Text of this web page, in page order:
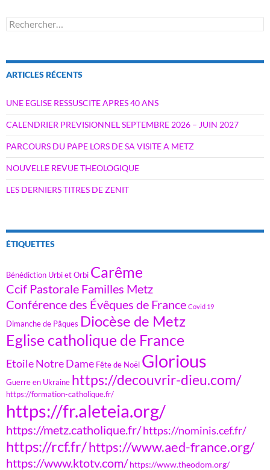
Rechercher :
ARTICLES RÉCENTS
UNE EGLISE RESSUSCITE APRES 40 ANS
CALENDRIER PREVISIONNEL SEPTEMBRE 2026 – JUIN 2027
PARCOURS DU PAPE LORS DE SA VISITE A METZ
NOUVELLE REVUE THEOLOGIQUE
LES DERNIERS TITRES DE ZENIT
ÉTIQUETTES
Bénédiction Urbi et Orbi Carême
Ccif Pastorale Familles Metz
Conférence des Évêques de France Covid 19
Dimanche de Pâques Diocèse de Metz
Eglise catholique de France
Etoile Notre Dame Fête de Noël Glorious
Guerre en Ukraine https://decouvrir-dieu.com/
https://formation-catholique.fr/
https://fr.aleteia.org/
https://metz.catholique.fr/https://nominis.cef.fr/
https://rcf.fr/https://www.aed-france.org/
https://www.ktotv.com/ https://www.theodom.org/